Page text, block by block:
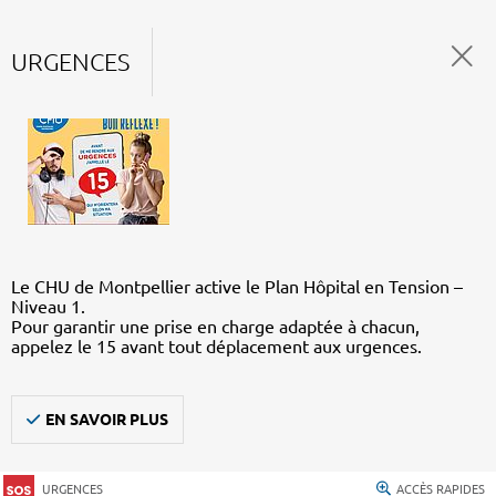
URGENCES
Le CHU de Montpellier active le Plan Hôpital en Tension –
Niveau 1.
Pour garantir une prise en charge adaptée à chacun,
appelez le 15 avant tout déplacement aux urgences.
EN SAVOIR PLUS
URGENCES ACCÈS RAPIDES